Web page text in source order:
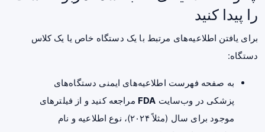
را پیدا کنید
برای یافتن اطلاعیه‌های مرتبط با یک دستگاه خاص یا یک کلاس
دستگاه:
به صفحه فهرست اطلاعیه‌های ایمنی دستگاه‌های
پزشکی در وب‌سایت FDA مراجعه کنید و از فیلترهای
موجود برای سال (مثلاً ۲۰۲۴)، نوع اطلاعیه و نام